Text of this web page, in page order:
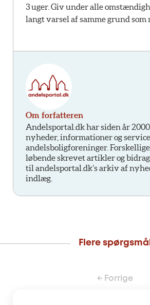
3 uger. Giv under alle
langt varsel af samme grund
Om forfatteren
Andelsportal.dk har siden år
nyheder, informationer og
andelsboligforeninger.
løbende skrevet artikler og
til andelsportal.dk’s arkiv af
indlæg.
Flere spørgsmål
← Forrige